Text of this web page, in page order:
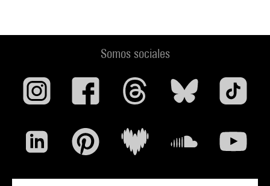
Somos sociales